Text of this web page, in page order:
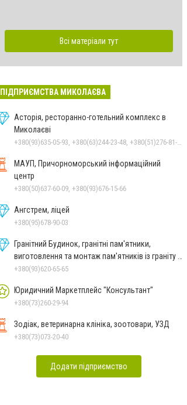
Всі матеріали тут
ПІДПРИЄМСТВА МИКОЛАЄВА
Асторія, ресторанно-готельний комплекс в
Миколаєві
МАУП, Причорноморський інформаційний
центр
+380(50)637-60-09, +380(93)676-15-66
Ангстрем, ліцей
+380(95)678-90-03
Гранітний Будинок, гранітні пам'ятники,
виготовлення та монтаж пам'ятників із граніту в
Миколаєві
+380(93)620-65-65
Юридичний Маркетплейс "Консультант"
+380(73)260-29-94
Зодіак, ветеринарна клініка, зоотовари, УЗД
+380(73)073-20-40
Додати підприємство